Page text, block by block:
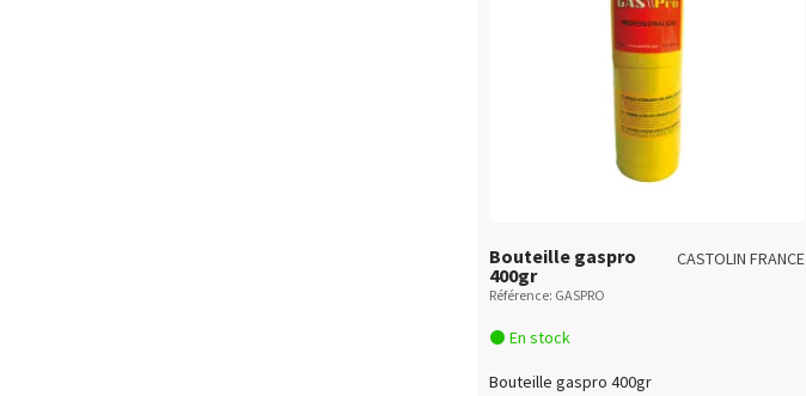
Bouteille gaspro
400gr
CASTOLIN FRANCE
Référence: GASPRO
En stock
Bouteille gaspro 400gr